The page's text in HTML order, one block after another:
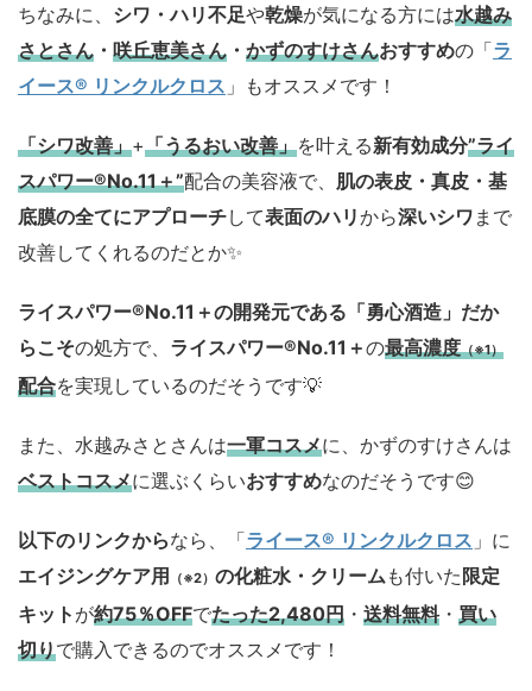
ちなみに、 シワ・ハリ不足や乾燥が気になる方には水越み
さとさん ・ 咲丘恵美さん ・ かずのすけさんおすすめの「ラ
イース® リンクルクロス 」もオススメです！
「シワ改善」+「うるおい改善」を叶える新有効成分”ライ
スパワー®No.11＋”配合の美容液で、 肌の表皮・真皮・基
底膜の全てにアプローチして表面のハリから深いシワ まで
改善してくれるのだとか✨
ライスパワー®No.11＋の開発元である「勇心酒造」 だか
らこその処方で、 ライスパワー®No.11＋の最高濃度（※1）
配合を実現しているのだそうです💡
また、水越みさとさんは一軍コスメに、かずのすけさんは
ベストコスメに選ぶくらいおすすめなのだそうです😊
以下のリンクからなら、「ライース® リンクルクロス 」に
エイジングケア用 （※2） の化粧水・クリーム も付いた限定
キット が約75％OFFでたった2,480円 ・ 送料無料・ 買い
切りで購入できるのでオススメです！